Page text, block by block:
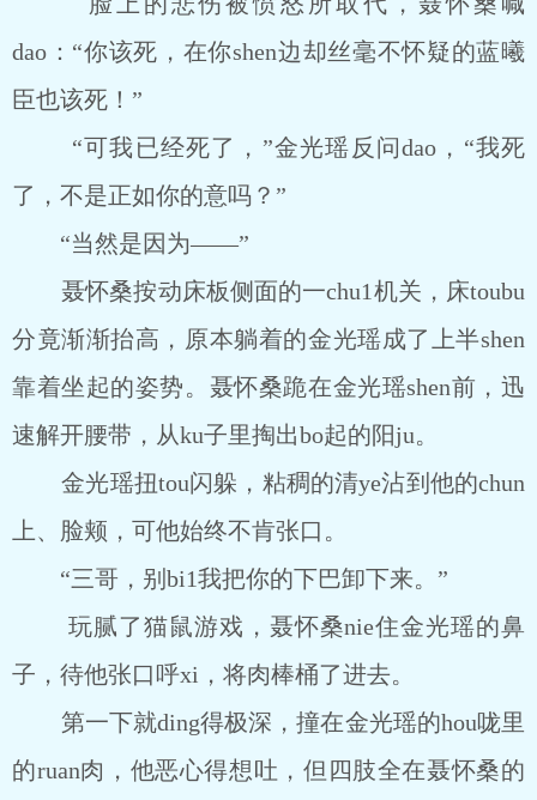
dao：“你该死，在你shen边却丝毫不怀疑的蓝曦
臣也该死！”
“可我已经死了，”金光瑶反问dao，“我死
了，不是正如你的意吗？”
“当然是因为——”
聂怀桑按动床板侧面的一chu1机关，床toubu
分竟渐渐抬高，原本躺着的金光瑶成了上半shen
靠着坐起的姿势。聂怀桑跪在金光瑶shen前，迅
速解开腰带，从ku子里掏出bo起的阳ju。
金光瑶扭tou闪躲，粘稠的清ye沾到他的chun
上、脸颊，可他始终不肯张口。
“三哥，别bi1我把你的下巴卸下来。”
玩腻了猫鼠游戏，聂怀桑nie住金光瑶的鼻
子，待他张口呼xi，将肉棒桶了进去。
第一下就ding得极深，撞在金光瑶的hou咙里
的ruan肉，他恶心得想吐，但四肢全在聂怀桑的